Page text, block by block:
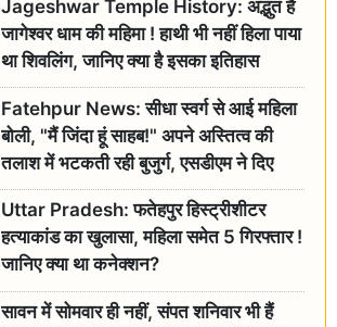
Jageshwar Temple History: अद्भुत है
जागेश्वर धाम की महिमा ! हाथी भी नहीं हिला पाया
था शिवलिंग, जानिए क्या है इसका इतिहास
Fatehpur News: सीधा स्वर्ग से आई महिला
बोली, "मैं जिंदा हूं साहब!" अपने अस्तित्व की
तलाश में भटकती रही बुजुर्ग, एसडीएम ने दिए
जांच के आदेश
Uttar Pradesh: फतेहपुर हिस्ट्रीशीटर
हत्याकांड का खुलासा, महिला समेत 5 गिरफ्तार !
जानिए क्या था कनेक्शन?
सावन में सोमवार ही नहीं, संपत शनिवार भी हैं